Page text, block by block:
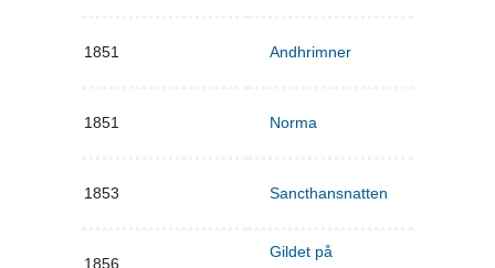
1851 Andhrimner
1851 Norma
1853 Sancthansnatten
1856
Gildet på